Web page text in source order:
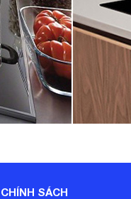
CHÍNH SÁCH